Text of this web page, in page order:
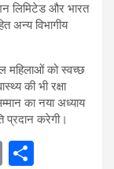
लिमिटेड और भारत
अन्य विभागीय
महिलाओं को स्वच्छ
की भी रक्षा
का नया अध्याय
प्रदान करेगी।
C